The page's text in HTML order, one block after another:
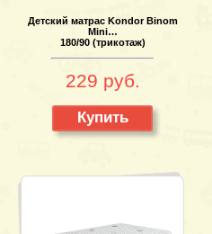
Детский матрас Kondor Binom
Mini…
180/90 (трикотаж)
229 руб.
Купить